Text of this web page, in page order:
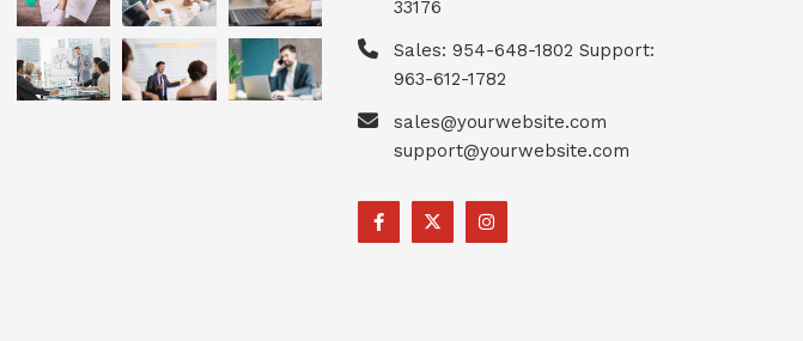
33176
Sales: 954-648-1802 Support:
963-612-1782
sales@yourwebsite.com
support@yourwebsite.com